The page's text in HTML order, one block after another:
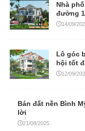
Nhà
đường
14/09/
Lô góc
hội tốt
12/09/
Bán đất nền Bình
lời
21/08/2025